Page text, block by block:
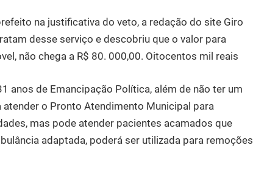
na justificativa do veto, a redação do site Giro
desse serviço e descobriu que o valor para
não chega a R$ 80. 000,00. Oitocentos mil reais
anos de Emancipação Política, além de não ter um
o Pronto Atendimento Municipal para
mas pode atender pacientes acamados que
adaptada, poderá ser utilizada para remoções